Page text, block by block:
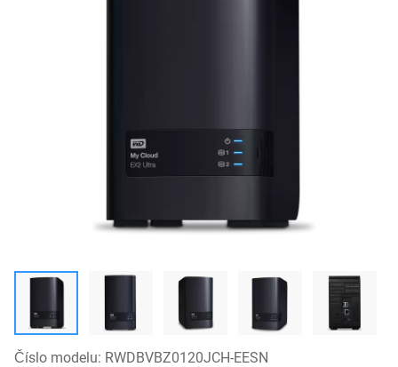
Číslo modelu: RWDBVBZ0120JCH-EESN